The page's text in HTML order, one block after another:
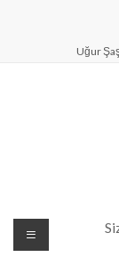
Uğur
Dijital